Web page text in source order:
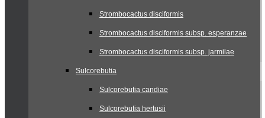
Strombocactus disciformis
Strombocactus disciformis subsp. esperanzae
Strombocactus disciformis subsp. jarmilae
Sulcorebutia
Sulcorebutia candiae
Sulcorebutia hertusii